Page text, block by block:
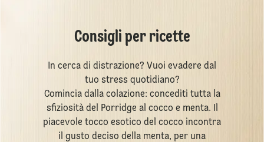
Consigli per ricette
In cerca di distrazione? Vuoi evadere dal
tuo stress quotidiano?
Comincia dalla colazione: concediti tutta la
sfiziosità del Porridge al cocco e menta. Il
piacevole tocco esotico del cocco incontra
il gusto deciso della menta, per una